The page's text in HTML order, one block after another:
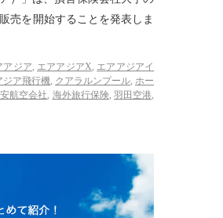
売を開始することを発表しま
アジア, エアアジアX, エアアジアイ
ジア飛行機, クアラルンプール, ホー
航空会社, 海外旅行保険, 羽田空港,